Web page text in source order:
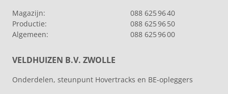
Magazijn:
088 625 96 40
Productie:
088 625 96 50
Algemeen:
088 625 96 00
VELDHUIZEN B.V. ZWOLLE
Onderdelen, steunpunt Hovertracks en BE-opleggers